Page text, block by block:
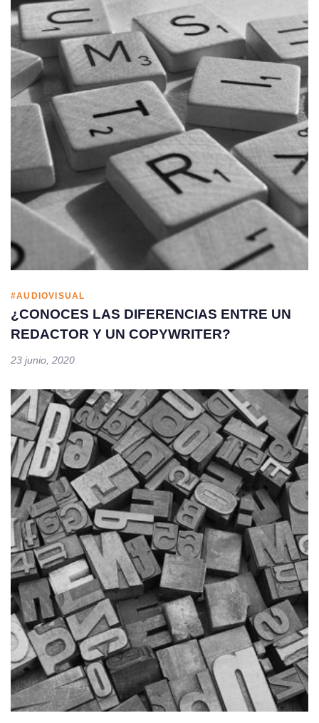
#AUDIOVISUAL
¿CONOCES LAS DIFERENCIAS ENTRE UN
REDACTOR Y UN COPYWRITER?
23 junio, 2020
Tags